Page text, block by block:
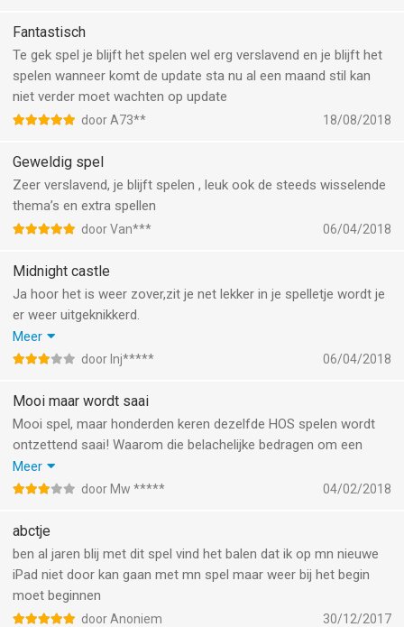
opnieuw te downloaden wil ik niet riskeren,ik heb er door de
jaren heen ook nogal wat geld ingestopt en dan zou ik alles
zeker kwijt zijn.
Fantastisch
Te gek spel je blijft het spelen wel erg verslavend en je blijft het
spelen wanneer komt de update sta nu al een maand stil kan
niet verder moet wachten op update
door A73** 18/08/2018
Geweldig spel
Zeer verslavend, je blijft spelen , leuk ook de steeds wisselende
thema’s en extra spellen
door Van*** 06/04/2018
Midnight castle
Ja hoor het is weer zover,zit je net lekker in je spelletje wordt je
er weer uitgeknikkerd.
Het ergste is dat je dan weer helemaal opnieuw kunt
beginnen,want je scores en verdienste slaat het spel dan ook
Ik heb al geleerd om hem na iedere locatie zelf af te sluiten
want dan behoud je je verdienste tenminste nog.
Heb in het verleden soms uren voor niets zitten spelen en dat is
toch wel erg frustrerend,als je denkt net lekker opweg te zijn.
Maar ondanks alle frustratie blijft dit spel toch trekken,ik speel
ik niet.
Meer
door Inj***** 06/04/2018
Mooi maar wordt saai
Mooi spel, maar honderden keren dezelfde HOS spelen wordt
ontzettend saai! Waarom die belachelijke bedragen om een
nieuw level of HOS te openen? En waarom opdrachten waarin je
2 of 3 keer hetzelfde object moet 'craften'? De lol van dit soort
niet in oeverloze herhaling. Jammer!
Meer
door Mw ***** 04/02/2018
abctje
ben al jaren blij met dit spel vind het balen dat ik op mn nieuwe
iPad niet door kan gaan met mn spel maar weer bij het begin
moet beginnen
door Anoniem 30/12/2017